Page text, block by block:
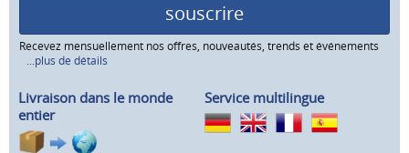
souscrire
Recevez mensuellement nos offres, nouveautés, trends et événements
...plus de détails
Livraison dans le monde
entier
Service multilingue